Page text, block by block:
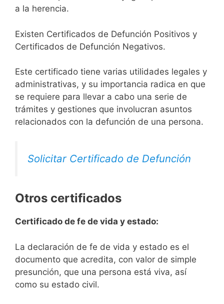
a la herencia.
Existen Certificados de Defunción Positivos y
Certificados de Defunción Negativos.
Este certificado tiene varias utilidades legales y
administrativas, y su importancia radica en que
se requiere para llevar a cabo una serie de
trámites y gestiones que involucran asuntos
relacionados con la defunción de una persona.
Solicitar Certificado de Defunción
Otros certificados
Certificado de fe de vida y estado:
La declaración de fe de vida y estado es el
documento que acredita, con valor de simple
presunción, que una persona está viva, así
como su estado civil.